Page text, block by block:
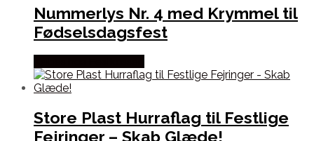
Nummerlys Nr. 4 med Krymmel til
Fødselsdagsfest
Store Plast Hurraflag til Festlige
Fejringer – Skab Glæde!